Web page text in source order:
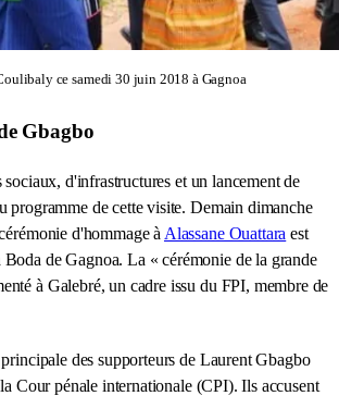
ce samedi 30 juin 2018 à Gagnoa
Gbagbo
d'infrastructures et un lancement de
programme de cette visite. Demain dimanche
d'hommage à Alassane Ouattara est
de Gagnoa. La « cérémonie de la grande
à Galebré, un cadre issu du FPI, membre de
des supporteurs de Laurent Gbagbo
Cour pénale internationale (CPI). Ils accusent